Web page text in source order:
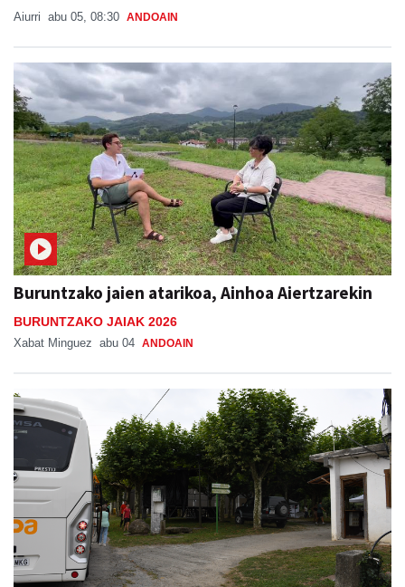
Aiurri abu 05, 08:30 ANDOAIN
Buruntzako jaien atarikoa, Ainhoa Aiertzarekin
BURUNTZAKO JAIAK 2026
Xabat Minguez abu 04 ANDOAIN